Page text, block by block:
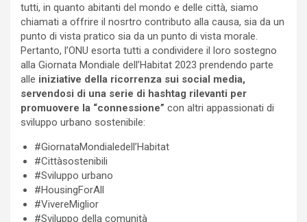
tutti, in quanto abitanti del mondo e delle città, siamo
chiamati a offrire il nosrtro contributo alla causa, sia da un
punto di vista pratico sia da un punto di vista morale.
Pertanto, l’ONU esorta tutti a condividere il loro sostegno
alla Giornata Mondiale dell’Habitat 2023 prendendo parte
alle iniziative della ricorrenza sui social media,
servendosi di una serie di hashtag rilevanti per
promuovere la “connessione” con altri appassionati di
sviluppo urbano sostenibile:
#GiornataMondialedell’Habitat
#Cittàsostenibili
#Sviluppo urbano
#HousingForAll
#VivereMiglior
#Sviluppo della comunità